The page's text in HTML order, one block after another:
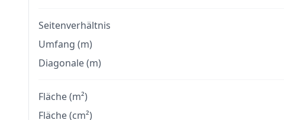
Seitenverhältnis
Umfang (m)
Diagonale (m)
Fläche (m²)
Fläche (cm²)